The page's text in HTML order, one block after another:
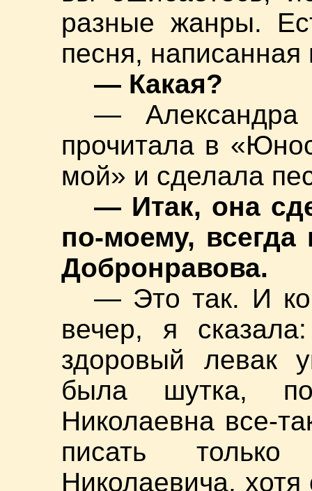
разные жанры.
песня,
— Какая?
— Александра
прочитала в
мой» и сделала
— Итак, она
по-моему, всегда
Добронравова.
— Это так. И
вечер, я
здоровый левак
была шутка,
Николаевна все-
писать
Николаевича,